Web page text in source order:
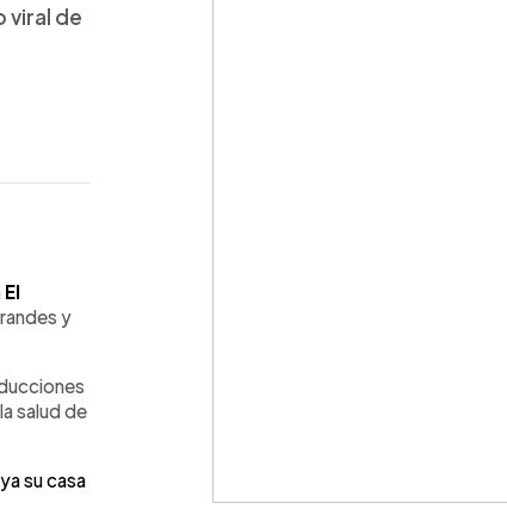
viral de
El
y
salud de
su casa